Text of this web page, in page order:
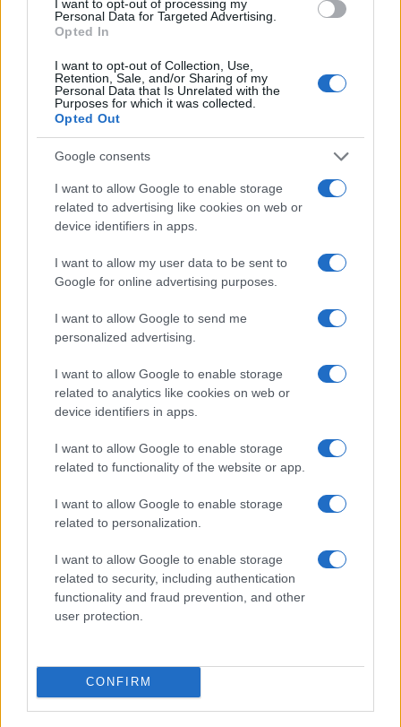
I want to opt-out of processing my
Personal Data for Targeted Advertising.
Opted In
I want to opt-out of Collection, Use,
Retention, Sale, and/or Sharing of my
Personal Data that Is Unrelated with the
Purposes for which it was collected.
Opted Out
Google consents
I want to allow Google to enable storage
related to advertising like cookies on web or
device identifiers in apps.
I want to allow my user data to be sent to
Google for online advertising purposes.
I want to allow Google to send me
personalized advertising.
I want to allow Google to enable storage
related to analytics like cookies on web or
device identifiers in apps.
I want to allow Google to enable storage
related to functionality of the website or app.
I want to allow Google to enable storage
related to personalization.
I want to allow Google to enable storage
related to security, including authentication
functionality and fraud prevention, and other
user protection.
CONFIRM
pequeñas…
SALUD Y BIENESTAR
Guía para delegar tareas y evitar la
sobrecarga emocional
El cuidado de otros puede convertirse en una…
SALUD Y BIENESTAR
Guía completa para preparar tu vivienda
Conoce las medidas esenciales para proteger tu hogar…